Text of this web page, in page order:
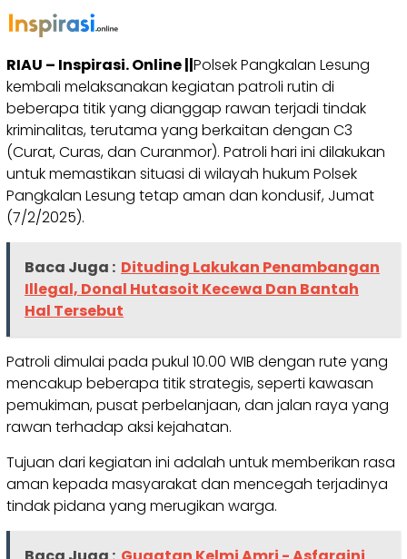
RIAU – Inspirasi. Online ||Polsek Pangkalan Lesung
kembali melaksanakan kegiatan patroli rutin di
beberapa titik yang dianggap rawan terjadi tindak
kriminalitas, terutama yang berkaitan dengan C3
(Curat, Curas, dan Curanmor). Patroli hari ini dilakukan
untuk memastikan situasi di wilayah hukum Polsek
Pangkalan Lesung tetap aman dan kondusif, Jumat
(7/2/2025).
Baca Juga : Dituding Lakukan Penambangan
Illegal, Donal Hutasoit Kecewa Dan Bantah
Hal Tersebut
Patroli dimulai pada pukul 10.00 WIB dengan rute yang
mencakup beberapa titik strategis, seperti kawasan
pemukiman, pusat perbelanjaan, dan jalan raya yang
rawan terhadap aksi kejahatan.
Tujuan dari kegiatan ini adalah untuk memberikan rasa
aman kepada masyarakat dan mencegah terjadinya
tindak pidana yang merugikan warga.